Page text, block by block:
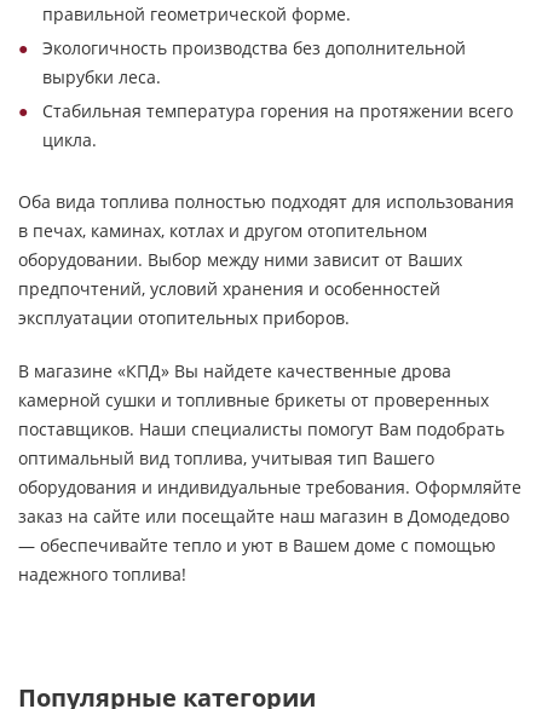
правильной геометрической форме.
Экологичность производства без дополнительной
вырубки леса.
Стабильная температура горения на протяжении всего
цикла.
Оба вида топлива полностью подходят для использования
в печах, каминах, котлах и другом отопительном
оборудовании. Выбор между ними зависит от Ваших
предпочтений, условий хранения и особенностей
эксплуатации отопительных приборов.
В магазине «КПД» Вы найдете качественные дрова
камерной сушки и топливные брикеты от проверенных
поставщиков. Наши специалисты помогут Вам подобрать
оптимальный вид топлива, учитывая тип Вашего
оборудования и индивидуальные требования. Оформляйте
заказ на сайте или посещайте наш магазин в Домодедово
— обеспечивайте тепло и уют в Вашем доме с помощью
надежного топлива!
Популярные категории